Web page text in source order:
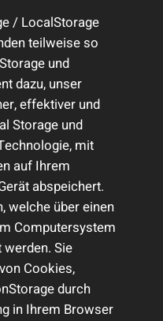
/ LocalStorage
teilweise so
und
dazu, unser
effektiver und
Storage und
mit
auf Ihrem
abspeichert.
welche über einen
Computersystem
Sie
Cookies,
durch
in Ihrem Browser